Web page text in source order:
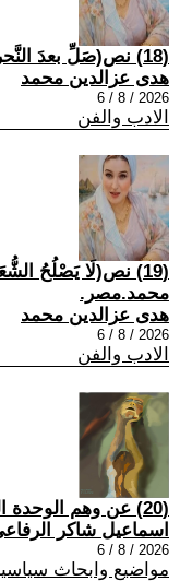
(18) نص(صَلِّ بعدَ النَّحر)هدى عزالدين محمد.مصر.
هدى عزالدين محمد
2026 / 8 / 6
الادب والفن
(19) نص(لَا يَصْلُحُ
محمد.مصر.
هدى عزالدين محمد
2026 / 8 / 6
الادب والفن
(20) عن وهم الوحدة الوطنية
اسماعيل شاكر
2026 / 8 / 6
مواضيع وابحاث